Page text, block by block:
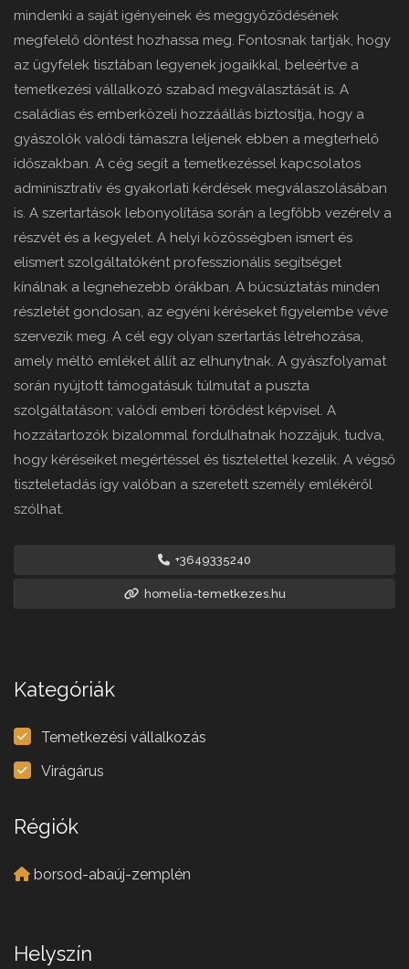
mindenki a saját igényeinek és meggyőződésének
megfelelő döntést hozhassa meg. Fontosnak tartják, hogy
az ügyfelek tisztában legyenek jogaikkal, beleértve a
temetkezési vállalkozó szabad megválasztását is. A
családias és emberközeli hozzáállás biztosítja, hogy a
gyászolók valódi támaszra leljenek ebben a megterhelő
időszakban. A cég segít a temetkezéssel kapcsolatos
adminisztratív és gyakorlati kérdések megválaszolásában
is. A szertartások lebonyolítása során a legfőbb vezérelv a
részvét és a kegyelet. A helyi közösségben ismert és
elismert szolgáltatóként professzionális segítséget
kínálnak a legnehezebb órákban. A búcsúztatás minden
részletét gondosan, az egyéni kéréseket figyelembe véve
szervezik meg. A cél egy olyan szertartás létrehozása,
amely méltó emléket állít az elhunytnak. A gyászfolyamat
során nyújtott támogatásuk túlmutat a puszta
szolgáltatáson; valódi emberi törődést képvisel. A
hozzátartozók bizalommal fordulhatnak hozzájuk, tudva,
hogy kéréseiket megértéssel és tisztelettel kezelik. A végső
tiszteletadás így valóban a szeretett személy emlékéről
szólhat.
+3649335240
homelia-temetkezes.hu
Kategóriák
Temetkezési vállalkozás
Virágárus
Régiók
borsod-abaúj-zemplén
Helyszín